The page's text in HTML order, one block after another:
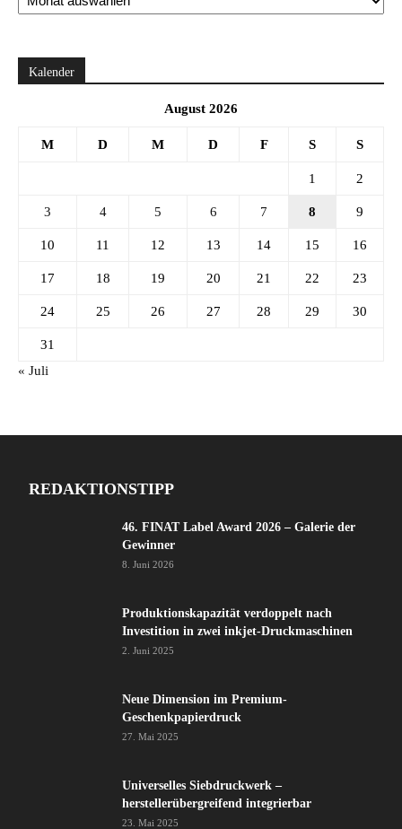
Kalender
August 2026
M D M D F S S
1 2
3 4 5 6 7 8 9
10 11 12 13 14 15 16
17 18 19 20 21 22 23
24 25 26 27 28 29 30
31
« Juli
REDAKTIONSTIPP
46. FINAT Label Award 2026 – Galerie der
Gewinner
8. Juni 2026
Produktionskapazität verdoppelt nach
Investition in zwei inkjet-Druckmaschinen
2. Juni 2025
Neue Dimension im Premium-
Geschenkpapierdruck
27. Mai 2025
Universelles Siebdruckwerk –
herstellerübergreifend integrierbar
23. Mai 2025